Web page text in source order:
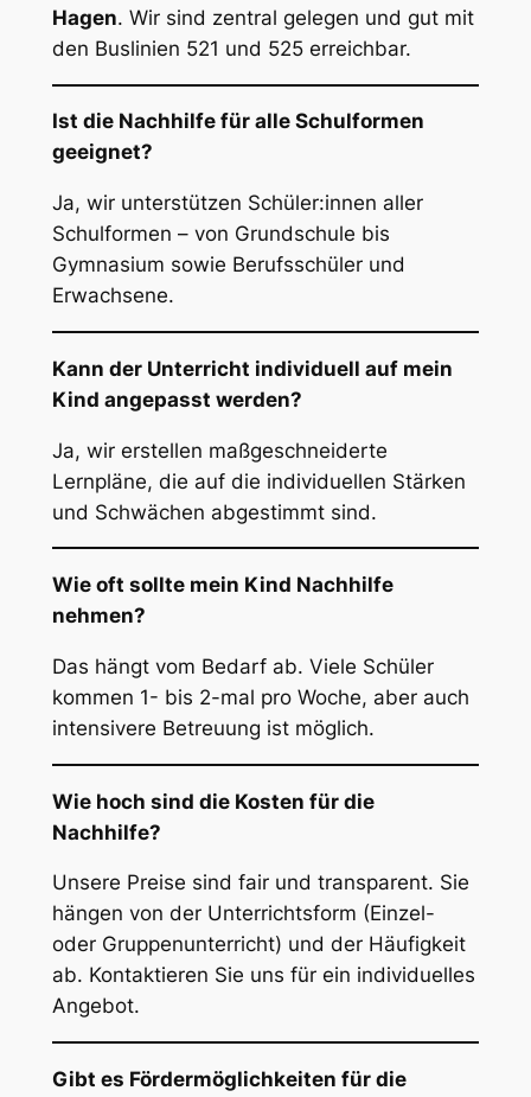
Hagen. Wir sind zentral gelegen und gut mit
den Buslinien 521 und 525 erreichbar.
Ist die Nachhilfe für alle Schulformen
geeignet?
Ja, wir unterstützen Schüler:innen aller
Schulformen – von Grundschule bis
Gymnasium sowie Berufsschüler und
Erwachsene.
Kann der Unterricht individuell auf mein
Kind angepasst werden?
Ja, wir erstellen maßgeschneiderte
Lernpläne, die auf die individuellen Stärken
und Schwächen abgestimmt sind.
Wie oft sollte mein Kind Nachhilfe
nehmen?
Das hängt vom Bedarf ab. Viele Schüler
kommen 1- bis 2-mal pro Woche, aber auch
intensivere Betreuung ist möglich.
Wie hoch sind die Kosten für die
Nachhilfe?
Unsere Preise sind fair und transparent. Sie
hängen von der Unterrichtsform (Einzel-
oder Gruppenunterricht) und der Häufigkeit
ab. Kontaktieren Sie uns für ein individuelles
Angebot.
Gibt es Fördermöglichkeiten für die